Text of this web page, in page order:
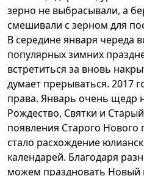
зерно не выбрасывали, а
смешивали с зерном для
В середине января череда
популярных зимних
встретиться за вновь
думает прерываться. 2017
права. Январь очень щедр
Рождество, Святки и
появления Старого Нового
стало расхождение
календарей. Благодаря
можем праздновать Новый